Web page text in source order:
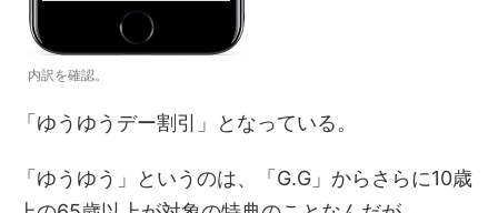
内訳を確認。
「ゆうゆうデー割引」となっている。
「ゆうゆう」というのは、「G.G」からさらに10歳